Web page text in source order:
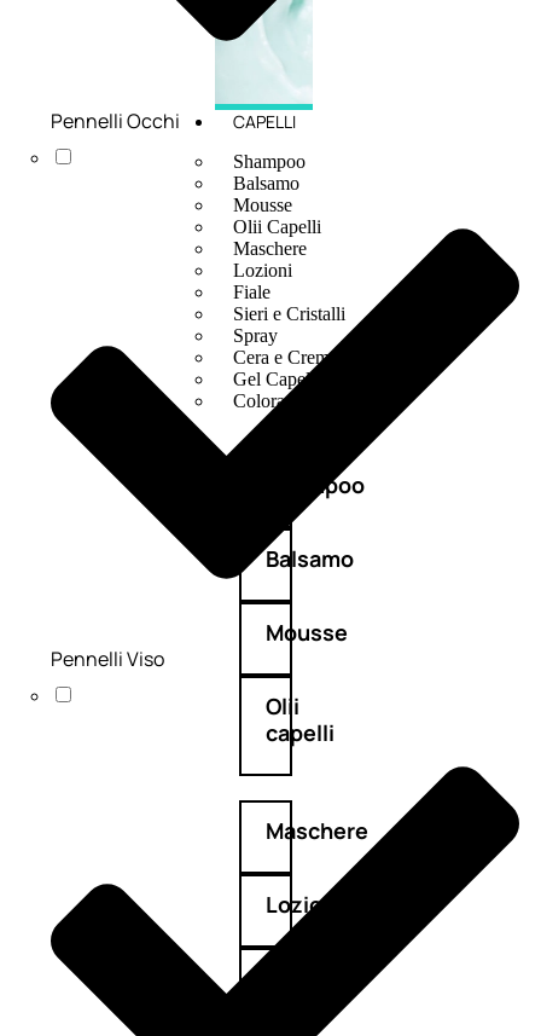
CAPELLI
Shampoo
Balsamo
Mousse
Olii Capelli
Maschere
Lozioni
Fiale
Sieri e Cristalli
Spray
Cera e Crema
Gel Capelli
Colorazione
Shampoo
Balsamo
Mousse
Olii
capelli
Maschere
Lozioni
Pennelli Occhi
Pennelli Viso